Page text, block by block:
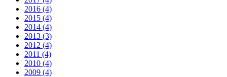
2016 (4)
2015 (4)
2014 (4)
2013 (3)
2012 (4)
2011 (4)
2010 (4)
2009 (4)